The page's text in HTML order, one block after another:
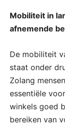
Mobiliteit in
afnemende
De mobiliteit
staat onder
Zolang
essentiële
winkels goed
bereiken van